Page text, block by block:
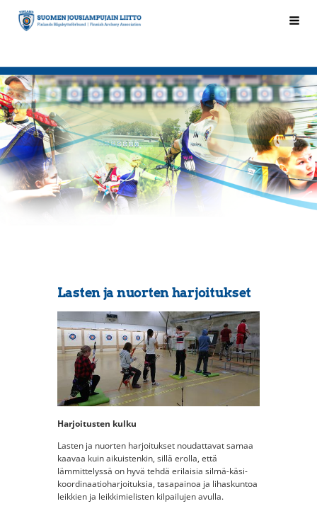
Siirry
sivun
Suomen Jousiampujain Liitto ry
Lasten ja nuorten harjoitukset
Harjoitusten kulku
Lasten ja nuorten harjoitukset noudattavat samaa
kaavaa kuin aikuistenkin, sillä erolla, että
lämmittelyssä on hyvä tehdä erilaisia silmä-käsi-
koordinaatioharjoituksia, tasapainoa ja lihaskuntoa
leikkien ja leikkimielisten kilpailujen avulla.